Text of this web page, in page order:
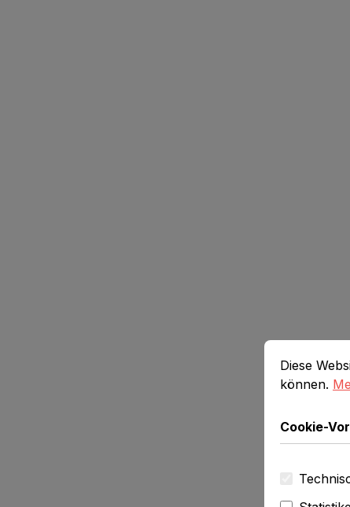
Cookie-
Diese
Diese
können.
Cookie-